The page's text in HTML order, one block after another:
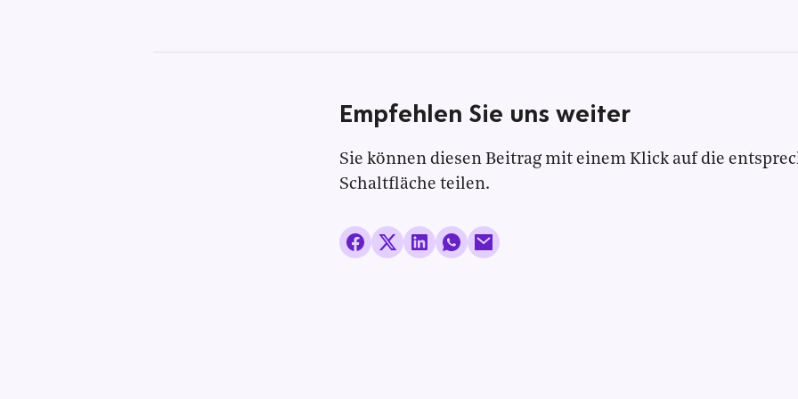
Empfehlen Sie uns weiter
Sie können diesen Beitrag mit einem Klick auf die
Schaltfläche teilen.